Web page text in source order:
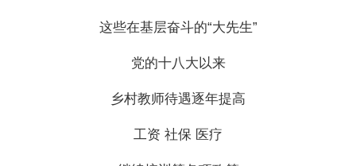
这些在基层奋斗的“大先生”
党的十八大以来
乡村教师待遇逐年提高
工资 社保 医疗